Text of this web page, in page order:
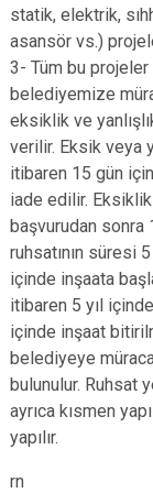
statik, elektrik,
asansör vs.)
3- Tüm bu projeler
belediyemize
eksiklik ve
verilir. Eksik veya
itibaren 15 gün
iade edilir.
başvurudan sonra
ruhsatının süresi
içinde inşaata
itibaren 5 yıl
içinde inşaat
belediyeye
bulunulur. Ruhsat
ayrıca kısmen
yapılır.
rn